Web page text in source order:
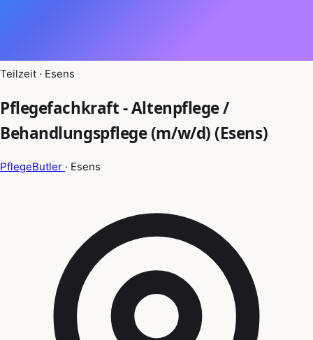
Teilzeit · Esens
Pflegefachkraft - Altenpflege /
Behandlungspflege (m/w/d) (Esens)
PflegeButler · Esens